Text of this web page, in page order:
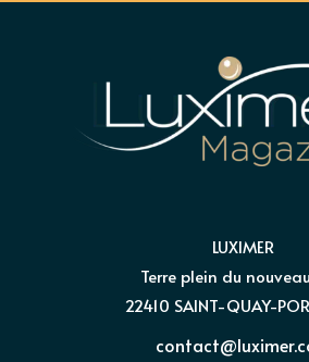
LUXIMER
Terre plein du
22410 SAINT-QUAY-